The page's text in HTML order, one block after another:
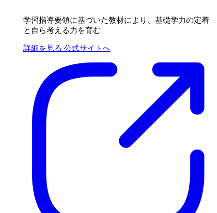
学習指導要領に基づいた教材により、基礎学力の定着
と自ら考える力を育む
詳細を見る 公式サイトへ